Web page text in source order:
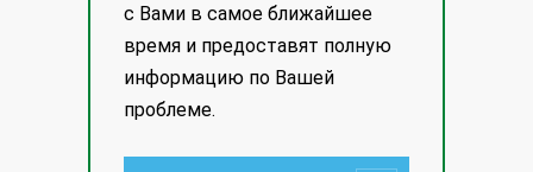
с Вами в самое ближайшее
время и предоставят полную
информацию по Вашей
проблеме.